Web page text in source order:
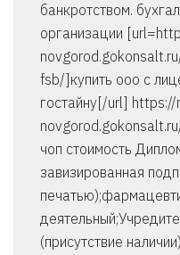
банкротством.
организации
fsb/]купить ооо с
гостайну[/url] https://
чоп стоимость
завизированная
(присутствие